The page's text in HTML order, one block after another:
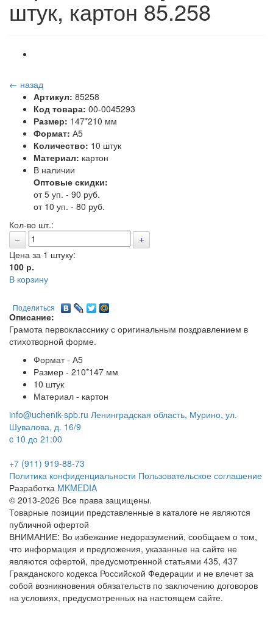
штук, картон 85.258
← назад
Артикул: 85258
Код товара: 00-0045293
Размер: 147*210 мм
Формат: А5
Количество: 10 штук
Материал: картон
В наличии
Оптовые скидки:
от 5 уп. - 90 руб.
от 10 уп. - 80 руб.
Кол-во шт.:
Цена за 1 штуку:
100 р.
В корзину
Поделиться
Описание:
Грамота первокласснику с оригинальным поздравлением в
стихотворной форме.
Формат - А5
Размер - 210*147 мм
10 штук
Материал - картон
info@uchenik-spb.ru Ленинградская область, Мурино, ул.
Шувалова, д. 16/9
c 10 до 21:00
+7 (911) 919-88-73
Политика конфиденциальности Пользовательское соглашение
Разработка MKMEDIA
© 2013-2026 Все права защищены.
Товарные позиции представленные в каталоге не являются
публичной офертой
ВНИМАНИЕ: Во избежание недоразумений, сообщаем о том,
что информация и предложения, указанные на сайте не
являются офертой, предусмотренной статьями 435, 437
Гражданского кодекса Российской Федерации и не влечет за
собой возникновения обязательств по заключению договоров
на условиях, предусмотренных на настоящем сайте.